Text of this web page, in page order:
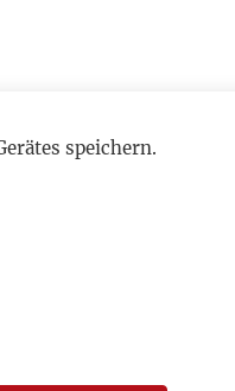
speichern.